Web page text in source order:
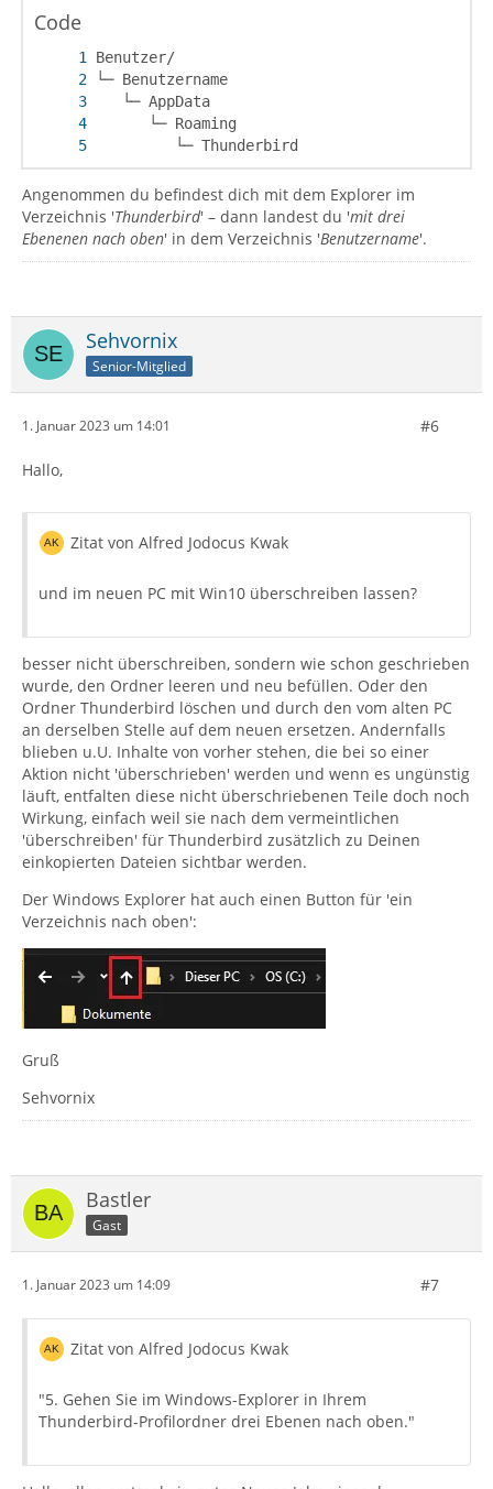
Code
         └─ Thunderbird
Angenommen du befindest dich mit dem Explorer im
Verzeichnis 'Thunderbird' – dann landest du 'mit drei
Ebenenen nach oben' in dem Verzeichnis 'Benutzername'.
Sehvornix
Senior-Mitglied
1. Januar 2023 um 14:01 #6
Hallo,
Zitat von Alfred Jodocus Kwak
und im neuen PC mit Win10 überschreiben lassen?
besser nicht überschreiben, sondern wie schon geschrieben
wurde, den Ordner leeren und neu befüllen. Oder den
Ordner Thunderbird löschen und durch den vom alten PC
an derselben Stelle auf dem neuen ersetzen. Andernfalls
blieben u.U. Inhalte von vorher stehen, die bei so einer
Aktion nicht 'überschrieben' werden und wenn es ungünstig
läuft, entfalten diese nicht überschriebenen Teile doch noch
Wirkung, einfach weil sie nach dem vermeintlichen
'überschreiben' für Thunderbird zusätzlich zu Deinen
einkopierten Dateien sichtbar werden.
Der Windows Explorer hat auch einen Button für 'ein
Verzeichnis nach oben':
Gruß
Sehvornix
Bastler
Gast
1. Januar 2023 um 14:09 #7
Zitat von Alfred Jodocus Kwak
"5. Gehen Sie im Windows-Explorer in Ihrem
Thunderbird-Profilordner drei Ebenen nach oben."